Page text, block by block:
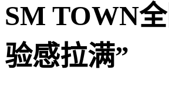
SM TOWN
验感拉满”